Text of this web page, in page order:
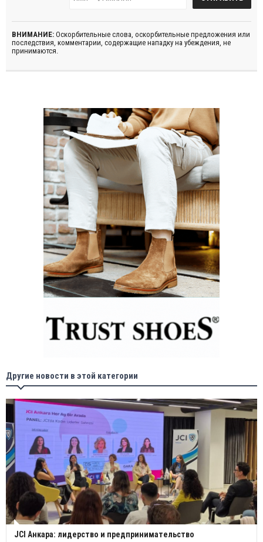
ВНИМАНИЕ: Оскорбительные слова, оскорбительные предложения или
последствия, комментарии, содержащие нападку на убеждения, не
принимаются.
Другие новости в этой категории
JCI Анкара: лидерство и предпринимательство